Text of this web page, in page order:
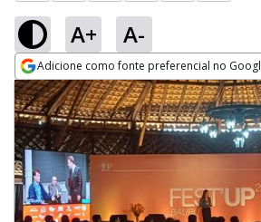
A+ A-
Adicione como fonte preferencial no
Opens in new window